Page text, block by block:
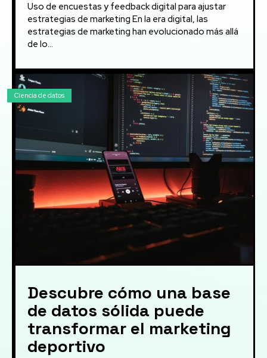
Uso de encuestas y feedback digital para ajustar
estrategias de marketing En la era digital, las
estrategias de marketing han evolucionado más allá
de lo...
Ciencia de datos
Descubre cómo una base
de datos sólida puede
transformar el marketing
deportivo